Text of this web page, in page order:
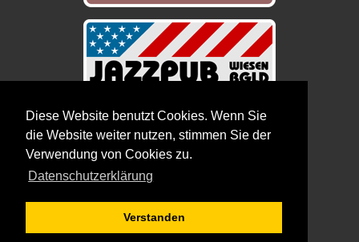
Diese Website benutzt Cookies. Wenn Sie
die Website weiter nutzen, stimmen Sie der
Verwendung von Cookies zu.
Datenschutzerklärung
Verstanden
© 2026 BOGNER VERANSTALTUNGSGES.M.B.H.